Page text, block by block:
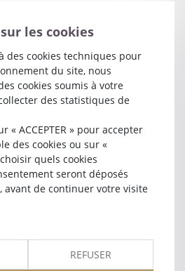
CASTOR
Retour
légalesPlan du site
les cookies
des cookies techniques pour
du site, nous
cookies soumis à votre
des statistiques de
« ACCEPTER » pour accepter
des cookies ou sur «
quels cookies
seront déposés
avant de continuer votre visite
REFUSER